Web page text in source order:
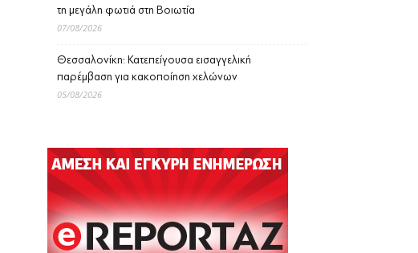
τη μεγάλη φωτιά στη Βοιωτία
07/08/2026
Θεσσαλονίκη: Κατεπείγουσα εισαγγελική
παρέμβαση για κακοποίηση χελώνων
05/08/2026